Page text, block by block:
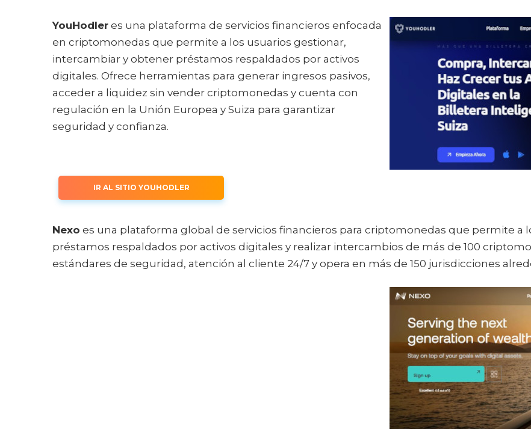
YouHodler es una plataforma de servicios financieros enfocada
en criptomonedas que permite a los usuarios gestionar,
intercambiar y obtener préstamos respaldados por activos
digitales. Ofrece herramientas para generar ingresos pasivos,
acceder a liquidez sin vender criptomonedas y cuenta con
regulación en la Unión Europea y Suiza para garantizar
seguridad y confianza.
IR AL SITIO YOUHODLER
Nexo es una plataforma global de servicios financieros para criptomonedas que permite a
préstamos respaldados por activos digitales y realizar intercambios de más de 100
estándares de seguridad, atención al cliente 24/7 y opera en más de 150 jurisdicciones